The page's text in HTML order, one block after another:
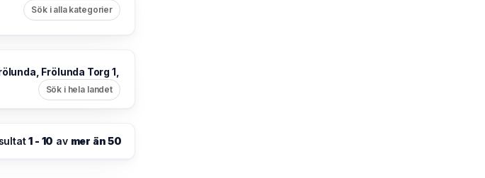
Sök i alla kategorier
Frölunda Torg 1,
Sök i hela landet
1 - 10 av mer än 50